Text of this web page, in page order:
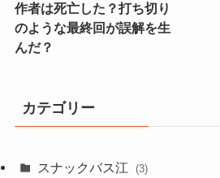
作者は死亡した？打ち切り
のような最終回が誤解を生
んだ？
カテゴリー
スナックバス江 (3)